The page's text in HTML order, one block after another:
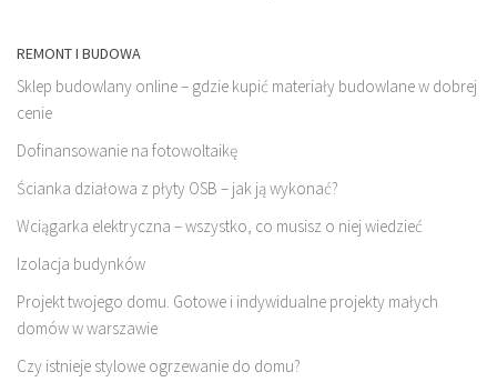
REMONT I BUDOWA
Sklep budowlany online – gdzie kupić materiały budowlane w dobrej
cenie
Dofinansowanie na fotowoltaikę
Ścianka działowa z płyty OSB – jak ją wykonać?
Wciągarka elektryczna – wszystko, co musisz o niej wiedzieć
Izolacja budynków
Projekt twojego domu. Gotowe i indywidualne projekty małych
domów w warszawie
Czy istnieje stylowe ogrzewanie do domu?